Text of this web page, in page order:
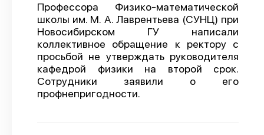
Предложить публикацию
Справочник
API
О проекте
Политика конфиденциальности
Профессора Физико-математической
школы им. М. А. Лаврентьева (СУНЦ) при
Новосибирском ГУ написали
коллективное обращение к ректору с
просьбой не утверждать руководителя
кафедрой физики на второй срок.
Сотрудники заявили о его
профнепригодности.